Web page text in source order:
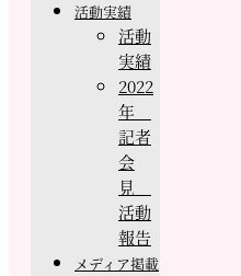
活動実績
活動
実績
2022
年
記者
会
見
活動
報告
メディア掲載